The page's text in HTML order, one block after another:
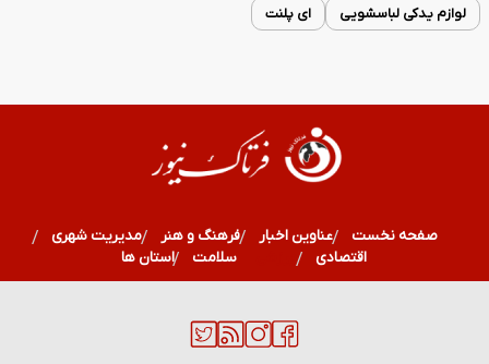
لوازم یدکی لباسشویی ای پلنت
صفحه نخست عناوین اخبار فرهنگ و هنر
مدیریت شهری
اقتصادی
ورزشی سلامت استان ها